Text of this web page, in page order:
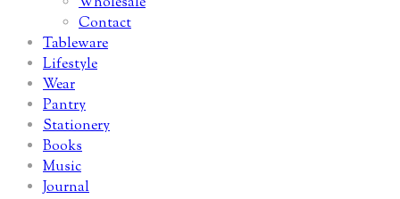
Contact
Tableware
Lifestyle
Wear
Pantry
Stationery
Books
Music
Journal